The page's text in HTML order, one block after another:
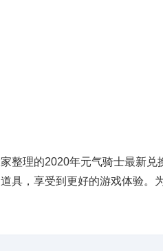
整理的2020年元气骑士最新
具，享受到更好的游戏体验